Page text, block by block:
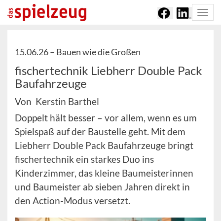
15.06.26 – Bauen wie die Großen
fischertechnik Liebherr Double Pack
Baufahrzeuge
Von Kerstin Barthel
Doppelt hält besser – vor allem, wenn es um
Spielspaß auf der Baustelle geht. Mit dem
Liebherr Double Pack Baufahrzeuge bringt
fischertechnik ein starkes Duo ins
Kinderzimmer, das kleine Baumeisterinnen
und Baumeister ab sieben Jahren direkt in
den Action-Modus versetzt.